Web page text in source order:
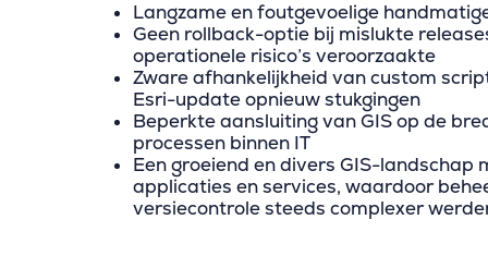
Langzame en foutgevoelige
Geen rollback-optie bij mislukte
operationele risico’s veroorzaakte
Zware afhankelijkheid van custom
Esri-update opnieuw stukgingen
Beperkte aansluiting van GIS op de
processen binnen IT
Een groeiend en divers GIS-landschap
applicaties en services, waardoor
versiecontrole steeds complexer